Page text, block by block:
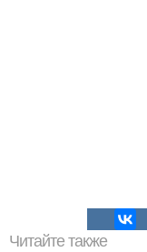
Читайте также